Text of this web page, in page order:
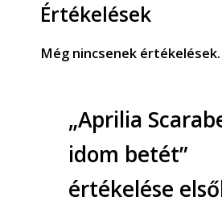
Értékelések
Még nincsenek értékelések.
„Aprilia
idom betét”
értékelése